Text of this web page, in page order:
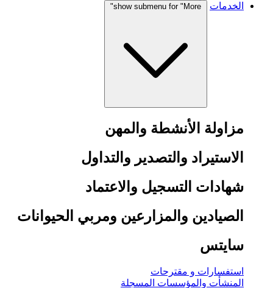
الخدمات
show submenu for "More"
مزاولة الأنشطة والمهن
الاستيراد والتصدير والتداول
شهادات التسجيل والاعتماد
الصيادين والمزارعين ومربي الحيوانات
سايتس
استفسارات و مقترحات
المنشأت والمؤسسات المسجلة